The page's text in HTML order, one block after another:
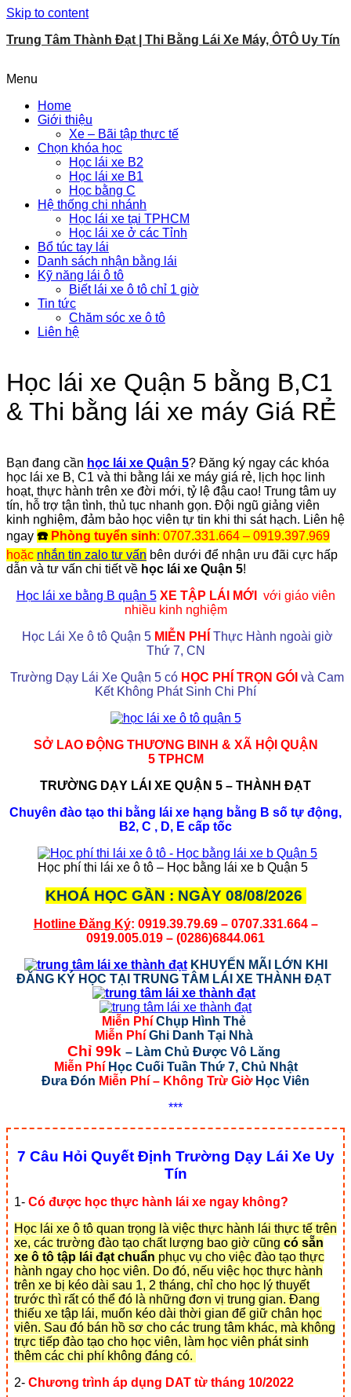
Skip to content
Trung Tâm Thành Đạt | Thi Bằng Lái Xe Máy, ÔTÔ Uy Tín
Menu
Home
Giới thiệu
Xe – Bãi tập thực tế
Chọn khóa học
Học lái xe B2
Học lái xe B1
Học bằng C
Hệ thống chi nhánh
Học lái xe tại TPHCM
Học lái xe ở các Tỉnh
Bổ túc tay lái
Danh sách nhận bằng lái
Kỹ năng lái ô tô
Biết lái xe ô tô chỉ 1 giờ
Tin tức
Chăm sóc xe ô tô
Liên hệ
Học lái xe Quận 5 bằng B,C1
& Thi bằng lái xe máy Giá RẺ
Bạn đang cần học lái xe Quận 5? Đăng ký ngay các khóa
học lái xe B, C1 và thi bằng lái xe máy giá rẻ, lịch học linh
hoạt, thực hành trên xe đời mới, tỷ lệ đậu cao! Trung tâm uy
tín, hỗ trợ tận tình, thủ tục nhanh gọn. Đội ngũ giảng viên
kinh nghiệm, đảm bảo học viên tự tin khi thi sát hạch. Liên hệ
ngay ☎️ Phòng tuyển sinh: 0707.331.664 – 0919.397.969
hoặc nhắn tin zalo tư vấn bên dưới để nhận ưu đãi cực hấp
dẫn và tư vấn chi tiết về học lái xe Quận 5!
Học lái xe bằng B quận 5 XE TẬP LÁI MỚI với giáo viên
nhiều kinh nghiệm
Học Lái Xe ô tô Quận 5 MIỄN PHÍ Thực Hành ngoài giờ
Thứ 7, CN
Trường Dạy Lái Xe Quận 5 có HỌC PHÍ TRỌN GÓI và Cam
Kết Không Phát Sinh Chi Phí
SỞ LAO ĐỘNG THƯƠNG BINH & XÃ HỘI QUẬN
5 TPHCM
TRƯỜNG DẠY LÁI XE QUẬN 5 – THÀNH ĐẠT
Chuyên đào tạo thi bằng lái xe hạng bằng B số tự động,
B2, C , D, E cấp tốc
Học phí thi lái xe ô tô – Học bằng lái xe b Quận 5
KHOÁ HỌC GẦN : NGÀY 08/08/2026
Hotline Đăng Ký: 0919.39.79.69 – 0707.331.664 –
0919.005.019 – (0286)6844.061
KHUYẾN MÃI LỚN KHI
ĐĂNG KÝ HỌC TẠI TRUNG TÂM LÁI XE THÀNH ĐẠT
Miễn Phí Chụp Hình Thẻ
Miễn Phí Ghi Danh Tại Nhà
Chỉ 99k – Làm Chủ Được Vô Lăng
Miễn PhíHọc Cuối Tuần Thứ 7, Chủ Nhật
Đưa Đón Miễn Phí – Không Trừ GiờHọc Viên
***
7 Câu Hỏi Quyết Định Trường Dạy Lái Xe Uy
Tín
1- Có được học thực hành lái xe ngay không?
Học lái xe ô tô quan trọng là việc thực hành lái thực tế trên
xe, các trường đào tạo chất lượng bao giờ cũng có sẵn
xe ô tô tập lái đạt chuẩn phục vụ cho việc đào tạo thực
hành ngay cho học viên. Do đó, nếu việc học thực hành
trên xe bị kéo dài sau 1, 2 tháng, chỉ cho học lý thuyết
trước thì rất có thể đó là những đơn vị trung gian. Đang
thiếu xe tập lái, muốn kéo dài thời gian để giữ chân học
viên. Sau đó bán hồ sơ cho các trung tâm khác, mà không
trực tiếp đào tạo cho học viên, làm học viên phát sinh
thêm các chi phí không đáng có.
2- Chương trình áp dụng DAT từ tháng 10/2022